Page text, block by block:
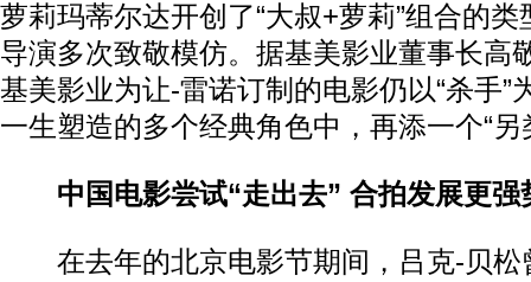
萝莉玛蒂尔达开创了“大叔+萝莉”组合的
导演多次致敬模仿。据基美影业董事长高
基美影业为让-雷诺订制的电影仍以“杀手”
一生塑造的多个经典角色中，再添一个“另
中国电影尝试“走出去” 合拍发展更强
在去年的北京电影节期间，吕克-贝松